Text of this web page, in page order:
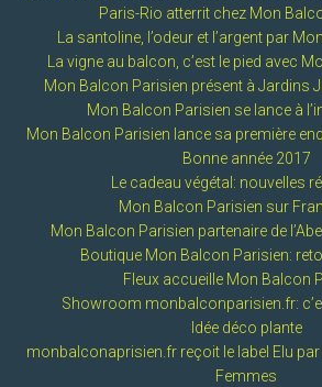
Paris-Rio atterrit chez Mon
La santoline, l’odeur et l’argent par
La vigne au balcon, c’est le pied avec
Mon Balcon Parisien présent à Jardins
Mon Balcon Parisien se lance à
Mon Balcon Parisien lance sa première
Bonne année 2017
Le cadeau végétal: nouvelles
Mon Balcon Parisien sur
Mon Balcon Parisien partenaire de
Boutique Mon Balcon Parisien:
Fleux accueille Mon Balcon
Showroom monbalconparisien.fr:
Idée déco plante
monbalconaprisien.fr reçoit le label Elu
Femmes